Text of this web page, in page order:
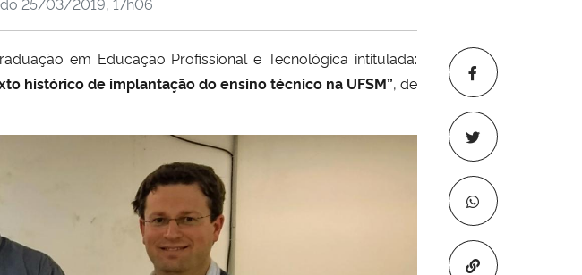
Copiar para
em Educação Profissional e Tecnológica intitulada:
histórico de implantação do ensino técnico na UFSM”, de